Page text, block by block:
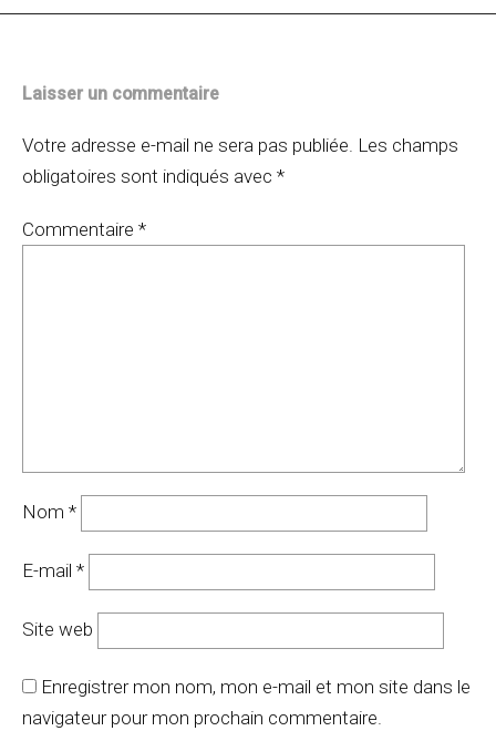
Laisser un commentaire
Votre adresse e-mail ne sera pas publiée. Les champs
obligatoires sont indiqués avec *
Commentaire *
Nom *
E-mail *
Site web
Enregistrer mon nom, mon e-mail et mon site dans le
navigateur pour mon prochain commentaire.